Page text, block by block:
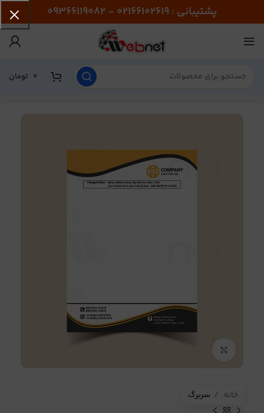
پشتیبانی : 02166102619 - 09366119082
0 تومان
خانه سربرگ